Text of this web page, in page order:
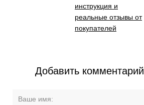
инструкция и
реальные отзывы от
покупателей
Добавить комментарий